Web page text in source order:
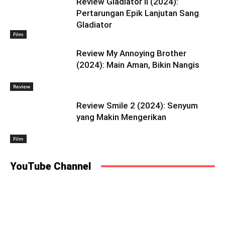
Film
Pertarungan Epik Lanjutan Sang
Gladiator
Review
Review My Annoying Brother
(2024): Main Aman, Bikin Nangis
Film
Review Smile 2 (2024): Senyum
yang Makin Mengerikan
YouTube Channel